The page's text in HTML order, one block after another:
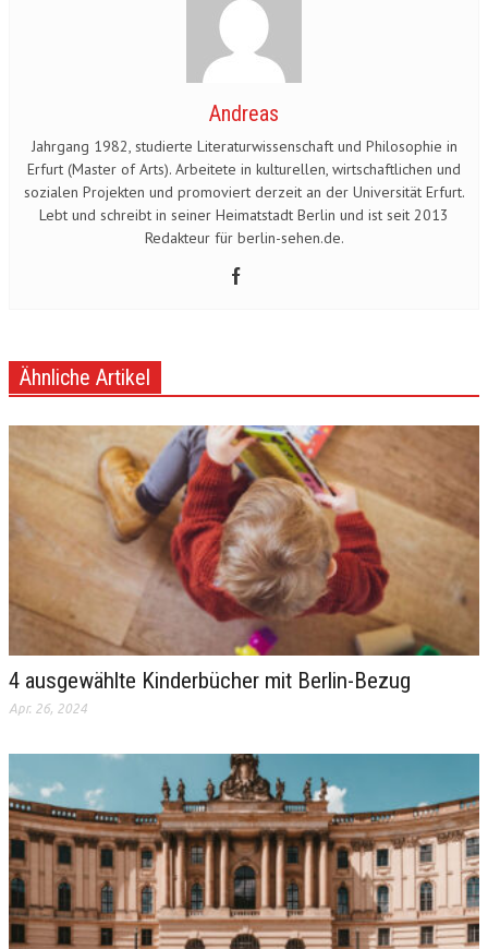
Andreas
Jahrgang 1982, studierte Literaturwissenschaft und Philosophie in
Erfurt (Master of Arts). Arbeitete in kulturellen, wirtschaftlichen und
sozialen Projekten und promoviert derzeit an der Universität Erfurt.
Lebt und schreibt in seiner Heimatstadt Berlin und ist seit 2013
Redakteur für berlin-sehen.de.
Ähnliche Artikel
4 ausgewählte Kinderbücher mit Berlin-Bezug
Apr. 26, 2024